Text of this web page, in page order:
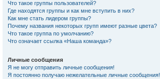
Что такое группы пользователей?
Где находятся группы и как мне вступить в них?
Как мне стать лидером группы?
Почему названия некоторых групп имеют разные цвета?
Что такое группа по умолчанию?
Что означает ссылка «Наша команда»?
Личные сообщения
Я не могу отправить личные сообщения!
Я постоянно получаю нежелательные личные сообщения!